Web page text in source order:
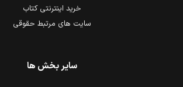
خرید اینترنتی کتاب
سایت های مرتبط حقوقی
سایر بخش ها